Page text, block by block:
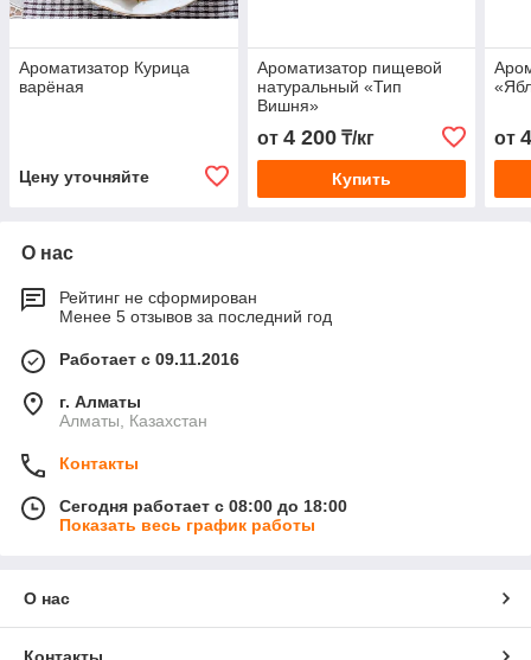
Ароматизатор Курица
варёная
Цену уточняйте
Ароматизатор пищевой
натуральный «Тип
Вишня»
от 4 200₸/кг
Купить
от
О нас
Рейтинг не сформирован
Менее 5 отзывов за последний год
Работает с 09.11.2016
г. Алматы
Алматы, Казахстан
Контакты
Сегодня работает с 08:00 до 18:00
Показать весь график работы
О нас